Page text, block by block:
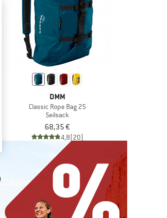
DMM
Classic Rope Bag 25
Seilsack
68,35 €
4,8(20)